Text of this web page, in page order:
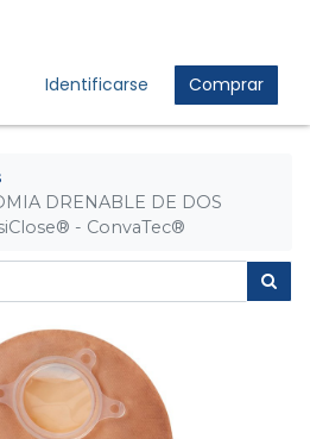
Identificarse Comprar
DRENABLE DE DOS
- ConvaTec®